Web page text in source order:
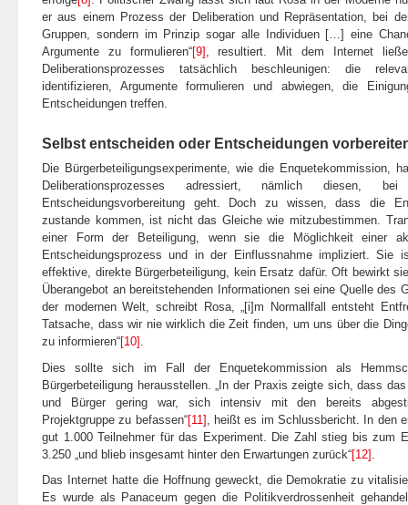
er aus einem Prozess der Deliberation und Repräsentation, bei
Gruppen, sondern im Prinzip sogar alle Individuen […] eine
Argumente zu formulieren“[9] , resultiert. Mit dem Internet
Deliberationsprozesses tatsächlich beschleunigen: die
identifizieren, Argumente formulieren und abwiegen, die
Entscheidungen treffen.
Selbst entscheiden oder Entscheidungen
Die Bürgerbeteiligungsexperimente, wie die Enquetekommission,
Deliberationsprozesses adressiert, nämlich
Entscheidungsvorbereitung geht. Doch zu wissen, dass die
zustande kommen, ist nicht das Gleiche wie mitzubestimmen.
einer Form der Beteiligung, wenn sie die Möglichkeit einer
Entscheidungsprozess und in der Einflussnahme impliziert. Sie
effektive, direkte Bürgerbeteiligung, kein Ersatz dafür. Oft bewirkt
Überangebot an bereitstehenden Informationen sei eine Quelle des
der modernen Welt, schreibt Rosa, „[i]m Normallfall entsteht
Tatsache, dass wir nie wirklich die Zeit finden, um uns über die
zu informieren“[10] .
Dies sollte sich im Fall der Enquetekommission als
Bürgerbeteiligung herausstellen. „In der Praxis zeigte sich, dass
und Bürger gering war, sich intensiv mit den bereits
Projektgruppe zu befassen“[11] , heißt es im Schlussbericht. In den
gut 1.000 Teilnehmer für das Experiment. Die Zahl stieg bis zum
3.250 „und blieb insgesamt hinter den Erwartungen zurück“[12]
Das Internet hatte die Hoffnung geweckt, die Demokratie zu
Es wurde als Panaceum gegen die Politikverdrossenheit